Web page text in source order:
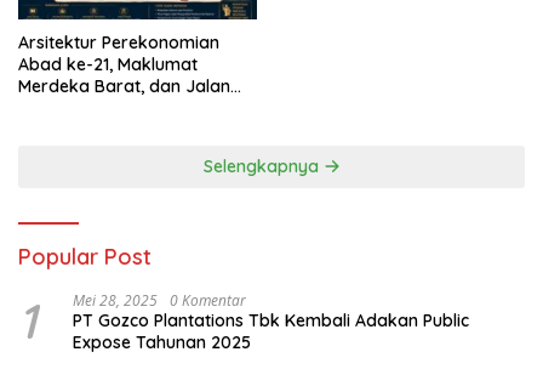
Arsitektur Perekonomian
Abad ke-21, Maklumat
Merdeka Barat, dan Jalan
Selengkapnya
Popular Post
1 Mei 28, 2025 0 Komentar
PT Gozco Plantations Tbk Kembali Adakan Public
Expose Tahunan 2025